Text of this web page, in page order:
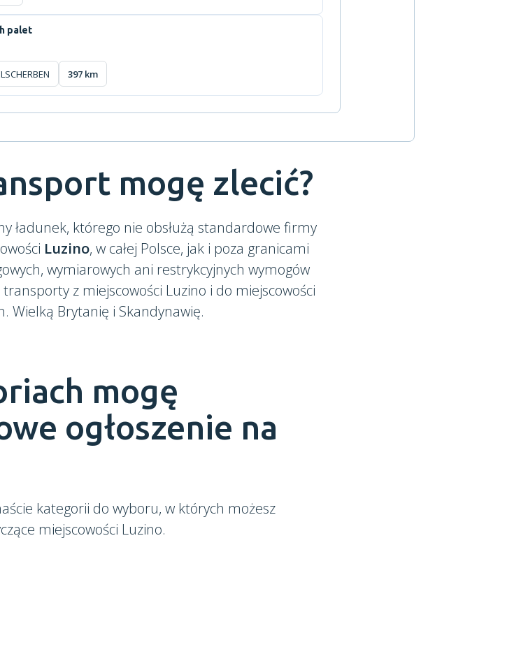
palet
397 km
mogę zlecić?
ładunek, którego nie obsłużą standardowe firmy
Luzino, w całej Polsce, jak i poza granicami
wymiarowych ani restrykcyjnych wymogów
z miejscowości Luzino i do miejscowości
Wielką Brytanię i Skandynawię.
mogę
ogłoszenie na
kategorii do wyboru, w których możesz
miejscowości Luzino.